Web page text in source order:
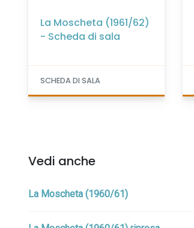
La Moscheta (1961/62)
- Scheda di sala
SCHEDA DI SALA
Vedi anche
La Moscheta (1960/61)